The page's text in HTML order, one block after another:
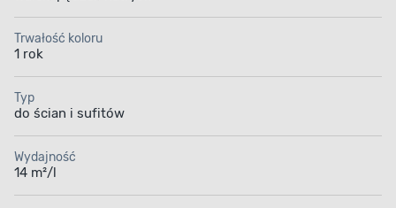
Trwałość koloru
1 rok
Typ
do ścian i sufitów
Wydajność
14 m²/l